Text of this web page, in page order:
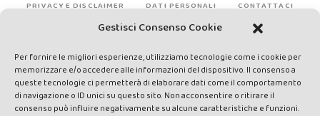
Gestisci Consenso Cookie
Per fornire le migliori esperienze, utilizziamo tecnologie come i cookie per
memorizzare e/o accedere alle informazioni del dispositivo. Il consenso a
queste tecnologie ci permetterà di elaborare dati come il comportamento
di navigazione o ID unici su questo sito. Non acconsentire o ritirare il
consenso può influire negativamente su alcune caratteristiche e funzioni.
PRIVACY E DISCLAIMER DATI PERSONALI CONTATTACI